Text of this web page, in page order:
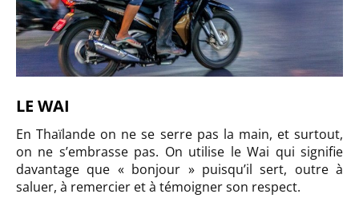
LE WAI
En Thaïlande on ne se serre pas la main, et surtout,
on ne s’embrasse pas. On utilise le Wai qui signifie
davantage que « bonjour » puisqu’il sert, outre à
saluer, à remercier et à témoigner son respect.